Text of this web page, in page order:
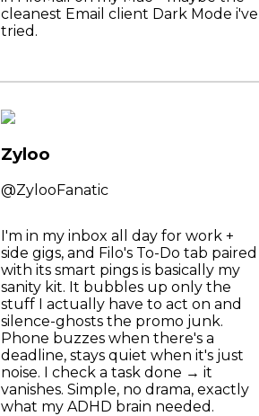
cleanest Email client Dark Mode i've
tried.
Zyloo
@ZylooFanatic
I'm in my inbox all day for work +
side gigs, and Filo's To-Do tab paired
with its smart pings is basically my
sanity kit. It bubbles up only the
stuff I actually have to act on and
silence-ghosts the promo junk.
Phone buzzes when there's a
deadline, stays quiet when it's just
noise. I check a task done → it
vanishes. Simple, no drama, exactly
what my ADHD brain needed.